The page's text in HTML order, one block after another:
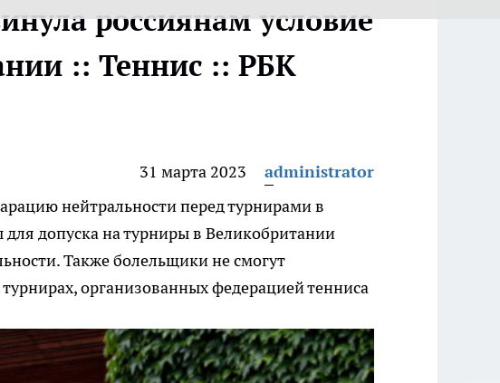
россиянам условие
:: Теннис :: РБК
31 марта 2023
administrator
нейтральности перед турнирами в
для допуска на турниры в Великобритании
Также болельщики не смогут
организованных федерацией тенниса